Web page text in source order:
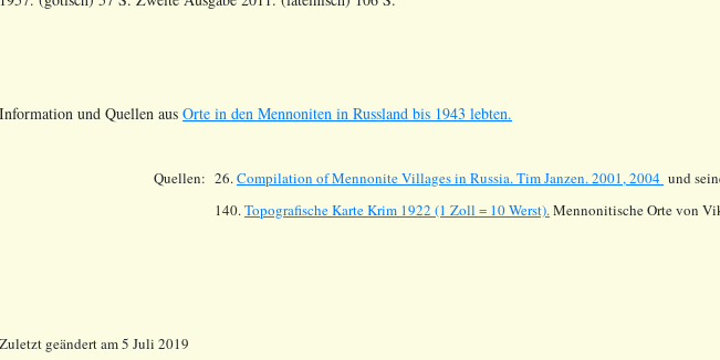
Information und Quellen aus Orte in den Mennoniten in Russland bis 1943 lebten.
Quellen: 26.Compilation of Mennonite Villages in Russia.Tim Janzen. 2001, 2004 und
140.Topografische Karte Krim 1922 (1 Zoll = 10 Werst).Mennonitische Orte von
Zuletzt geändert am 5 Juli 2019